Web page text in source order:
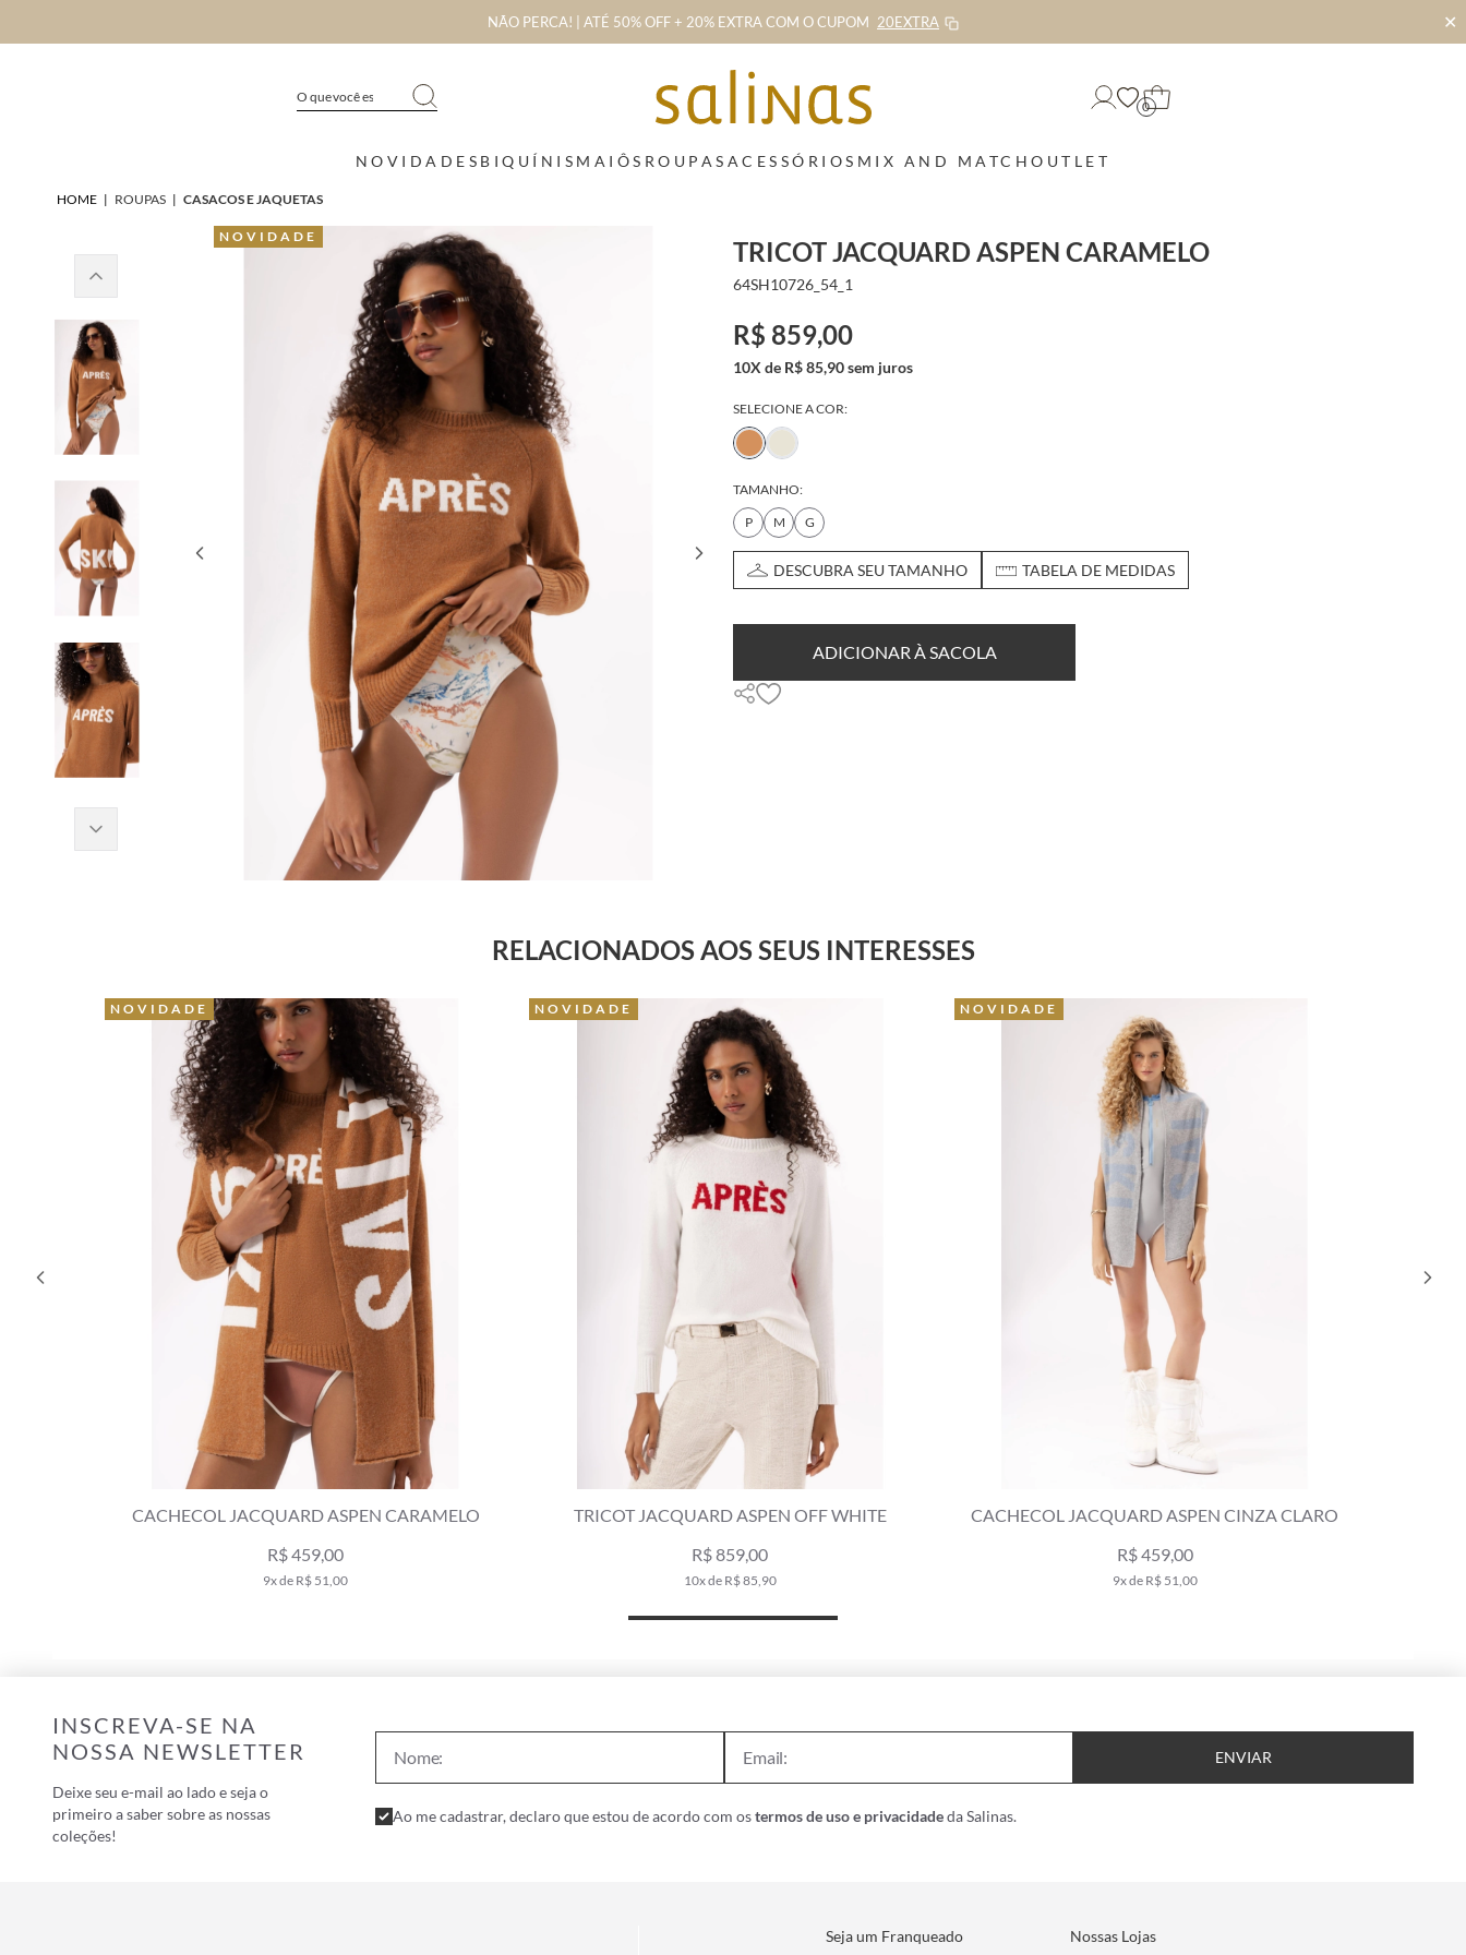
NÃO PERCA! | ATÉ 50% OFF + 20% EXTRA COM O CUPOM 20EXTRA ✕
0
NOVIDADES BIQUÍNIS MAIÔS ROUPAS ACESSÓRIOS MIX AND MATCHOUTLET
HOME | ROUPAS | CASACOS E JAQUETAS
NOVIDADE TRICOT JACQUARD ASPEN CARAMELO
64SH10726_54_1
R$ 859,00
10X de R$ 85,90 sem juros
SELECIONE A COR:
TAMANHO:
P
M G
DESCUBRA SEU TAMANHO TABELA DE MEDIDAS
ADICIONAR À SACOLA
RELACIONADOS AOS SEUS INTERESSES
ASPEN CARAMELO
TRICOT JACQUARD ASPEN OFF WHITE
NOVIDADE
CACHECOL JACQUARD ASPEN CINZA CLARO
NOVIDADE
CACHECOL JACQUARD ASPEN
INSCREVA-SE NA
NOSSA NEWSLETTER
Deixe seu e-mail ao lado e seja o
primeiro a saber sobre as nossas
coleções!
ENVIAR
Ao me cadastrar, declaro que estou de acordo com ostermos de uso e privacidadeda Salinas.
Seja um Franqueado Nossas Lojas